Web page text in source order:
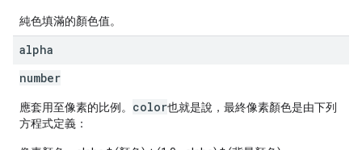
純色填滿的顏色值。
alpha
number
應套用至像素的比例。 color也就是說，最終像素顏色是由下列
方程式定義：